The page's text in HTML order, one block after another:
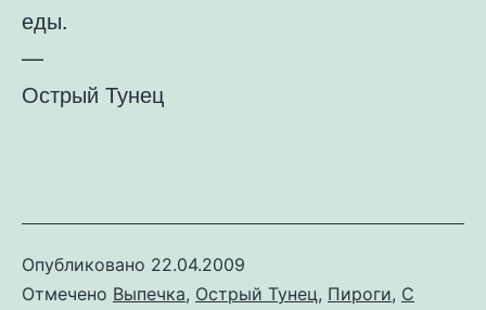
еды.
—
Острый Тунец
Опубликовано 22.04.2009
Отмечено Выпечка, Острый Тунец, Пироги, С